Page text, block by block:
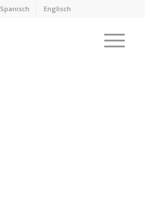
Spanisch Englisch